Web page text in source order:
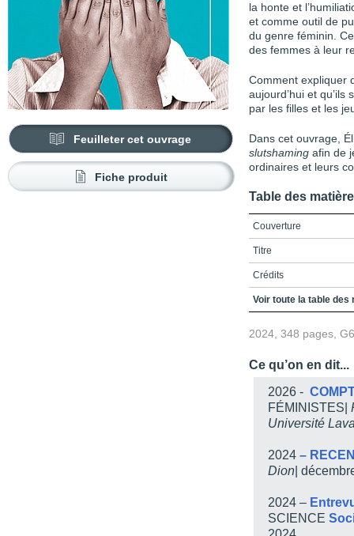
Feuilleter cet ouvrage
Fiche produit
la honte et
et comme outil de
du genre féminin.
des femmes à leur
Comment expliquer
aujourd’hui et
par les filles et les
Dans cet ouvrage,
slutshaming afin de
ordinaires et leurs
Table des
Couverture
Titre
Crédits
Table des matières
Mieux comprendre le
Les participantes à la
Pourquoi slutshaming ?
Aux racines de l’insulte
Le double standard
Les politiques de
Voir toute la table des
2024, 348 pages,
Ce qu’on en dit...
2026 -
FÉMINISTES|
Université
2024 –
Dion|
2024 –
SCIENCE